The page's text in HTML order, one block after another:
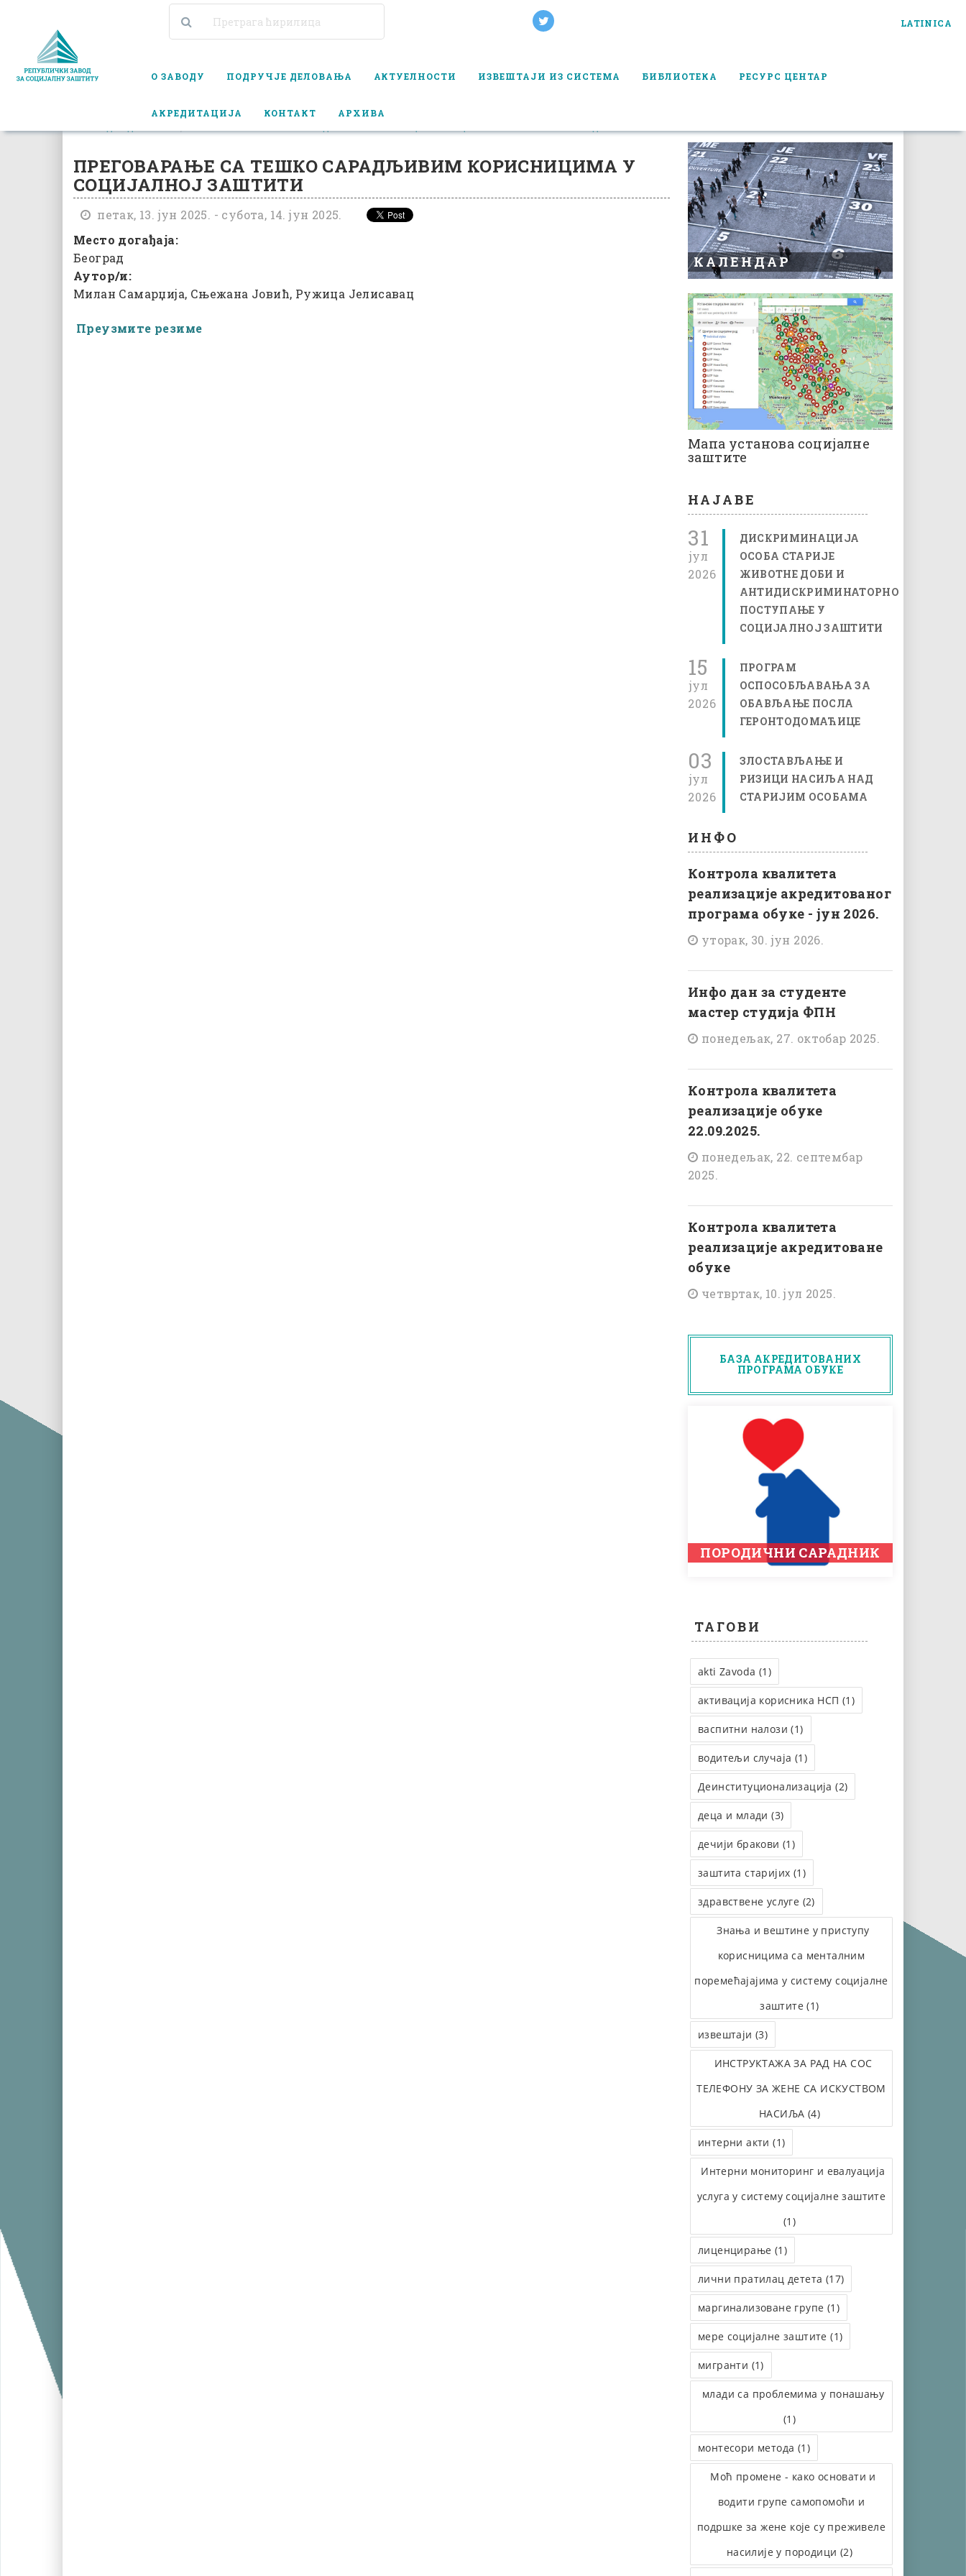
LATINICA
О ЗАВОДУ ПОДРУЧЈЕ ДЕЛОВАЊА АКТУЕЛНОСТИ ИЗВЕШТАЈИ ИЗ СИСТЕМА БИБЛИОТЕКА РЕСУРС ЦЕНТАР
АКРЕДИТАЦИЈА КОНТАКТ АРХИВА
ПРЕГОВАРАЊЕ СА ТЕШКО САРАДЉИВИМ КОРИСНИЦИМА У
СОЦИЈАЛНОЈ ЗАШТИТИ
петак, 13. јун 2025. - субота, 14. јун 2025.
Место догађаја:
Београд
Аутор/и:
Милан Самарџија, Сњежана Јовић, Ружица Јелисавац
Преузмите резиме
КАЛЕНДАР
Мапа установа социјалне
заштите
НАЈАВЕ
31
јул
2026
ДИСКРИМИНАЦИЈА
ОСОБА СТАРИЈЕ
ЖИВОТНЕ ДОБИ И
АНТИДИСКРИМИНАТОРНО
ПОСТУПАЊЕ У
СОЦИЈАЛНОЈ ЗАШТИТИ
15
јул
2026
ПРОГРАМ
ОСПОСОБЉАВАЊА ЗА
ОБАВЉАЊЕ ПОСЛА
ГЕРОНТОДОМАЋИЦЕ
03
јул
2026
ЗЛОСТАВЉАЊЕ И
РИЗИЦИ НАСИЉА НАД
СТАРИЈИМ ОСОБАМА
ИНФО
Контрола квалитета
реализације акредитованог
програма обуке - јун 2026.
уторак, 30. јун 2026.
Инфо дан за студенте
мастер студија ФПН
понедељак, 27. октобар 2025.
Контрола квалитета
реализације обуке
22.09.2025.
понедељак, 22. септембар
2025.
Контрола квалитета
реализације акредитоване
обуке
четвртак, 10. јул 2025.
БАЗА АКРЕДИТОВАНИХ
ПРОГРАМА ОБУКЕ
ПОРОДИЧНИ САРАДНИК
ТАГОВИ
akti Zavoda (1)
активација корисника НСП (1)
васпитни налози (1)
водитељи случаја (1)
Деинституционализација (2)
деца и млади (3)
дечији бракови (1)
заштита старијих (1)
здравствене услуге (2)
Знања и вештине у приступу
корисницима са менталним
поремећајајима у систему социјалне
заштите (1)
извештаји (3)
ИНСТРУКТАЖА ЗА РАД НА СОС
ТЕЛЕФОНУ ЗА ЖЕНЕ СА ИСКУСТВОМ
НАСИЉА (4)
интерни акти (1)
Интерни мониторинг и евалуација
услуга у систему социјалне заштите
(1)
лиценцирање (1)
лични пратилац детета (17)
маргинализоване групе (1)
мере социјалне заштите (1)
мигранти (1)
млади са проблемима у понашању
(1)
монтесори метода (1)
Моћ промене - како основати и
водити групе самопомоћи и
подршке за жене које су преживеле
насилије у породици (2)